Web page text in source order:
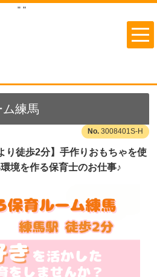
" "
練馬
3008401S-H
徒歩2分】手作りおもちゃを使
境を作る保育士のお仕事♪